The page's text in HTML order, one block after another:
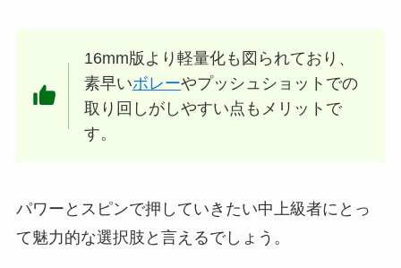
16mm版より軽量化も図られており、
素早いボレーやプッシュショットでの
取り回しがしやすい点もメリットで
す。
パワーとスピンで押していきたい中上級者にとっ
て魅力的な選択肢と言えるでしょう。